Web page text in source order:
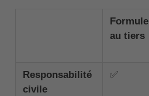
Formule
au tiers
Responsabilité
civile
✅